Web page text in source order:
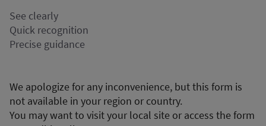
See clearly
Quick recognition
Precise guidance
We apologize for any inconvenience, but this form is
not available in your region or country.
You may want to visit your local site or access the form